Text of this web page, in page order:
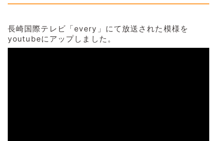
長崎国際テレビ「every」にて放送された模様を
youtubeにアップしました。